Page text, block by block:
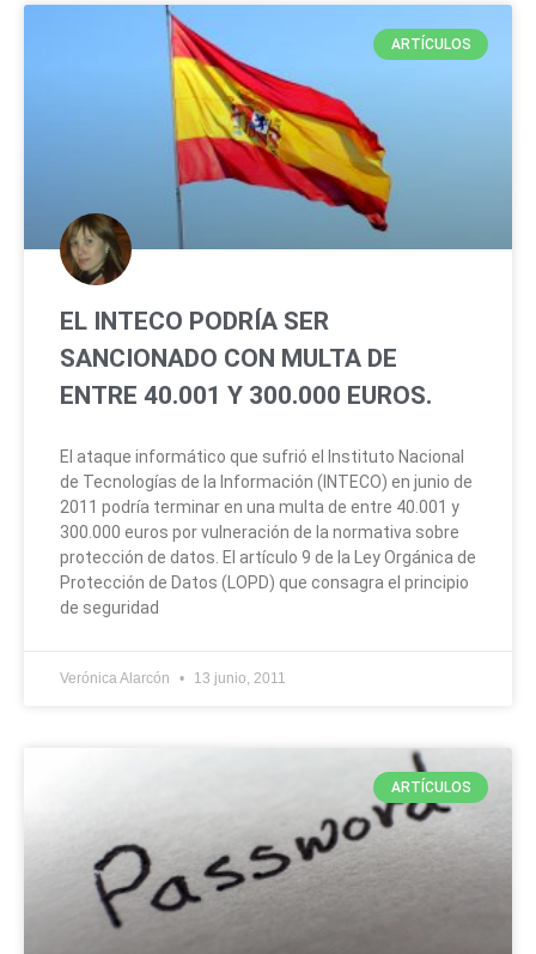
ARTÍCULOS
EL INTECO PODRÍA SER
SANCIONADO CON MULTA DE
ENTRE 40.001 Y 300.000 EUROS.
El ataque informático que sufrió el Instituto Nacional
de Tecnologías de la Información (INTECO) en junio de
2011 podría terminar en una multa de entre 40.001 y
300.000 euros por vulneración de la normativa sobre
protección de datos. El artículo 9 de la Ley Orgánica de
Protección de Datos (LOPD) que consagra el principio
de seguridad
Verónica Alarcón 13 junio, 2011
ARTÍCULOS